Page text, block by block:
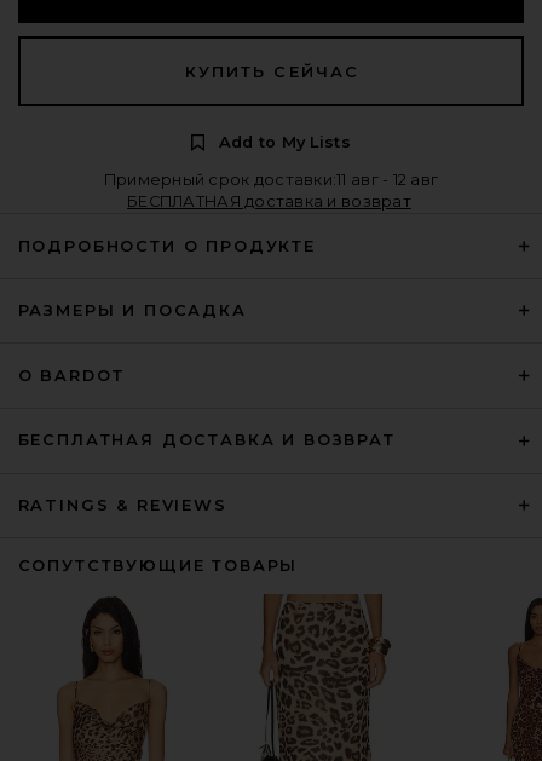
КУПИТЬ СЕЙЧАС
Add to My Lists
Примерный срок доставки:11 авг - 12 авг
БЕСПЛАТНАЯ доставка и возврат
ПОДРОБНОСТИ О ПРОДУКТЕ
РАЗМЕРЫ И ПОСАДКА
О BARDOT
БЕСПЛАТНАЯ ДОСТАВКА И ВОЗВРАТ
RATINGS & REVIEWS
СОПУТСТВУЮЩИЕ ТОВАРЫ